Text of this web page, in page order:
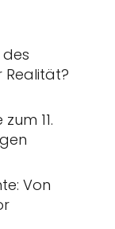
Realität?
11.
Von